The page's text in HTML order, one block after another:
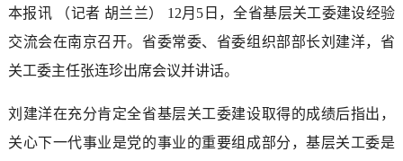
本报讯 （记者 胡兰兰） 12月5日，全省基层关工委建设经验
交流会在南京召开。省委常委、省委组织部部长刘建洋，省
关工委主任张连珍出席会议并讲话。
刘建洋在充分肯定全省基层关工委建设取得的成绩后指出，
关心下一代事业是党的事业的重要组成部分，基层关工委是